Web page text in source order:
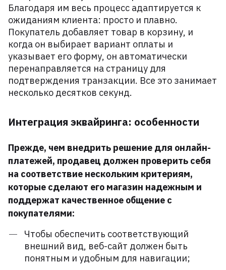
и наполнение сайта
Благодаря им весь процесс адаптируется к
ожиданиям клиента: просто и плавно.
Покупатель добавляет товар в корзину, и
когда он выбирает вариант оплаты и
указывает его форму, он автоматически
перенаправляется на страницу для
подтверждения транзакции. Все это занимает
несколько десятков секунд.
Интеграция эквайринга: особенности
Прежде, чем внедрить решение для онлайн-
платежей, продавец должен проверить себя
на соответствие нескольким критериям,
которые сделают его магазин надежным и
поддержат качественное общение с
покупателями:
Чтобы обеспечить соответствующий
внешний вид, веб-сайт должен быть
понятным и удобным для навигации;